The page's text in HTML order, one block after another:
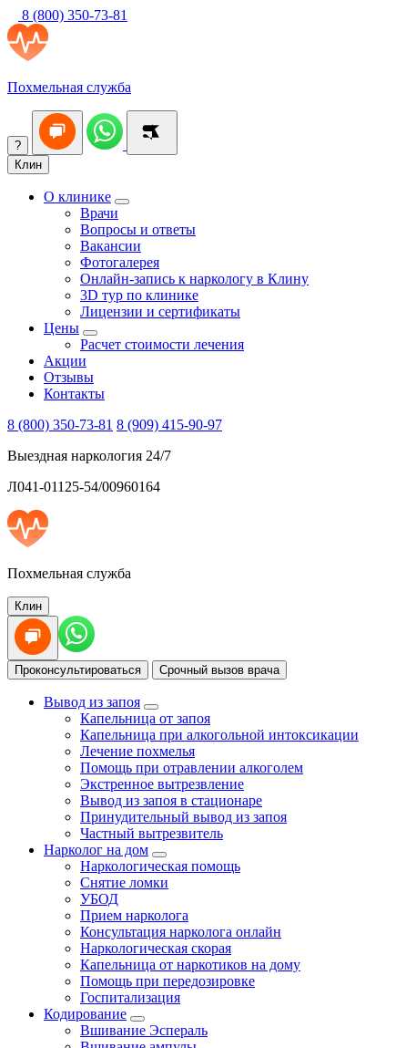
8 (800) 350-73-81
Похмельная служба
?
Клин
О клинике
Врачи
Вопросы и ответы
Вакансии
Фотогалерея
Онлайн-запись к наркологу в Клину
3D тур по клинике
Лицензии и сертификаты
Цены
Расчет стоимости лечения
Акции
Отзывы
Контакты
8 (800) 350-73-81 8 (909) 415-90-97
Выездная наркология 24/7
Л041-01125-54/00960164
Похмельная служба
Клин
Проконсультироваться Срочный вызов врача
Вывод из запоя
Капельница от запоя
Капельница при алкогольной интоксикации
Лечение похмелья
Помощь при отравлении алкоголем
Экстренное вытрезвление
Вывод из запоя в стационаре
Принудительный вывод из запоя
Частный вытрезвитель
Нарколог на дом
Наркологическая помощь
Снятие ломки
УБОД
Прием нарколога
Консультация нарколога онлайн
Наркологическая скорая
Капельница от наркотиков на дому
Помощь при передозировке
Госпитализация
Кодирование
Вшивание Эспераль